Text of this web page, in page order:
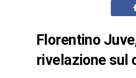
Florentino
rivelazione sul